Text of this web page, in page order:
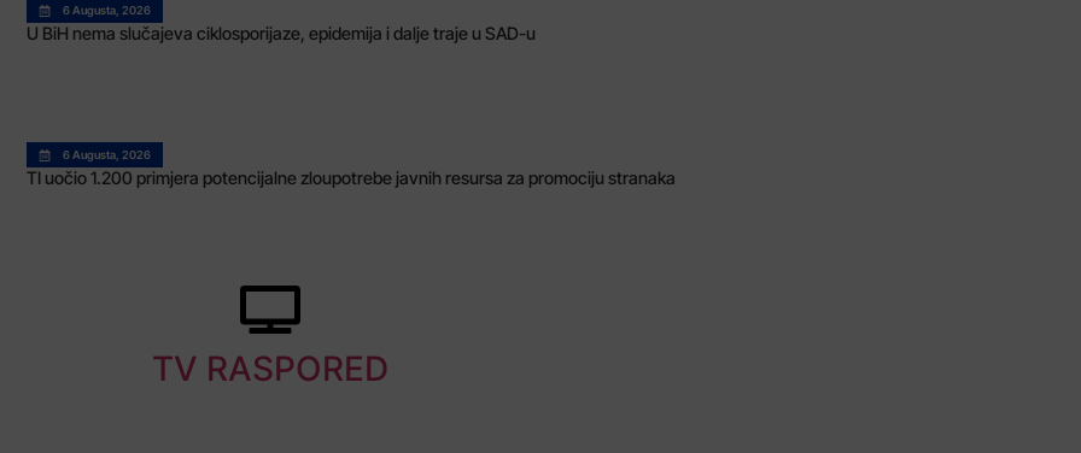
6 Augusta, 2026
U BiH nema slučajeva ciklosporijaze, epidemija i dalje traje u SAD-u
6 Augusta, 2026
TI uočio 1.200 primjera potencijalne zloupotrebe javnih resursa za promociju stranaka
TV RASPORED